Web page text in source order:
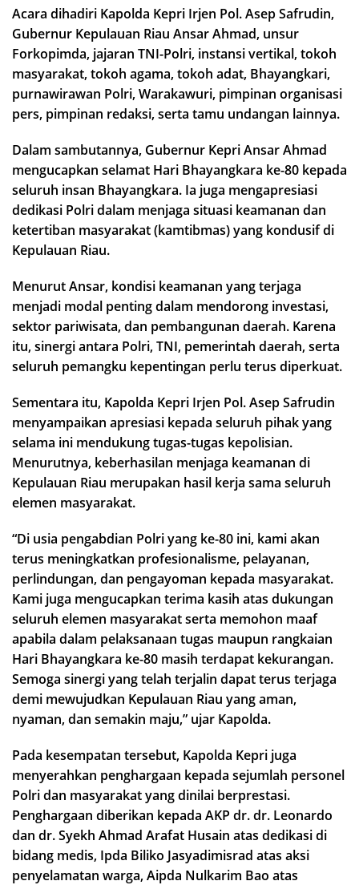
Acara dihadiri Kapolda Kepri Irjen Pol. Asep Safrudin,
Gubernur Kepulauan Riau Ansar Ahmad, unsur
Forkopimda, jajaran TNI-Polri, instansi vertikal, tokoh
masyarakat, tokoh agama, tokoh adat, Bhayangkari,
purnawirawan Polri, Warakawuri, pimpinan organisasi
pers, pimpinan redaksi, serta tamu undangan lainnya.
Dalam sambutannya, Gubernur Kepri Ansar Ahmad
mengucapkan selamat Hari Bhayangkara ke-80 kepada
seluruh insan Bhayangkara. Ia juga mengapresiasi
dedikasi Polri dalam menjaga situasi keamanan dan
ketertiban masyarakat (kamtibmas) yang kondusif di
Kepulauan Riau.
Menurut Ansar, kondisi keamanan yang terjaga
menjadi modal penting dalam mendorong investasi,
sektor pariwisata, dan pembangunan daerah. Karena
itu, sinergi antara Polri, TNI, pemerintah daerah, serta
seluruh pemangku kepentingan perlu terus diperkuat.
Sementara itu, Kapolda Kepri Irjen Pol. Asep Safrudin
menyampaikan apresiasi kepada seluruh pihak yang
selama ini mendukung tugas-tugas kepolisian.
Menurutnya, keberhasilan menjaga keamanan di
Kepulauan Riau merupakan hasil kerja sama seluruh
elemen masyarakat.
“Di usia pengabdian Polri yang ke-80 ini, kami akan
terus meningkatkan profesionalisme, pelayanan,
perlindungan, dan pengayoman kepada masyarakat.
Kami juga mengucapkan terima kasih atas dukungan
seluruh elemen masyarakat serta memohon maaf
apabila dalam pelaksanaan tugas maupun rangkaian
Hari Bhayangkara ke-80 masih terdapat kekurangan.
Semoga sinergi yang telah terjalin dapat terus terjaga
demi mewujudkan Kepulauan Riau yang aman,
nyaman, dan semakin maju,” ujar Kapolda.
Pada kesempatan tersebut, Kapolda Kepri juga
menyerahkan penghargaan kepada sejumlah personel
Polri dan masyarakat yang dinilai berprestasi.
Penghargaan diberikan kepada AKP dr. dr. Leonardo
dan dr. Syekh Ahmad Arafat Husain atas dedikasi di
bidang medis, Ipda Biliko Jasyadimisrad atas aksi
penyelamatan warga, Aipda Nulkarim Bao atas